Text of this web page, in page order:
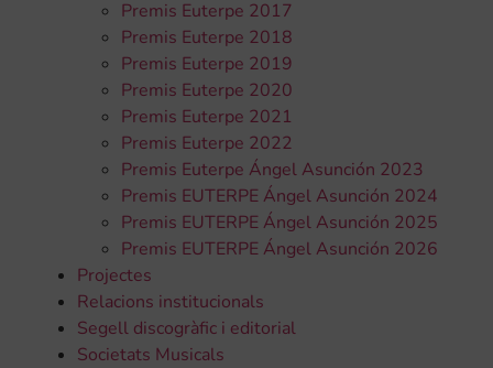
Premis Euterpe 2017
Premis Euterpe 2018
Premis Euterpe 2019
Premis Euterpe 2020
Premis Euterpe 2021
Premis Euterpe 2022
Premis Euterpe Ángel Asunción 2023
Premis EUTERPE Ángel Asunción 2024
Premis EUTERPE Ángel Asunción 2025
Premis EUTERPE Ángel Asunción 2026
Projectes
Relacions institucionals
Segell discogràfic i editorial
Societats Musicals